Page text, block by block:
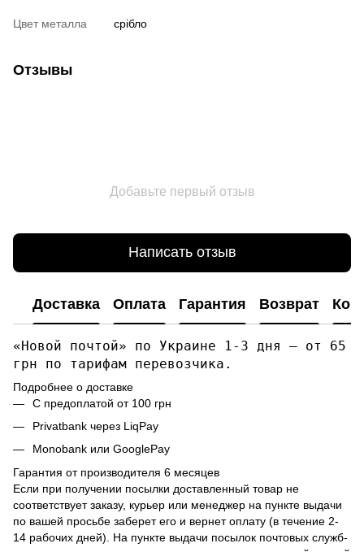
Цвет металла срібло
Отзывы
Добавьте первый отзыв
Написать отзыв
Доставка Оплата Гарантия Возврат
«Новой почтой» по Украине 1-3 дня — от 65
грн по тарифам перевозчика.
Подробнее о доставке
С предоплатой от 100 грн
Privatbank через LiqPay
Monobank или GooglePay
Гарантия от производителя 6 месяцев
Если при получении посылки доставленный товар не
соответствует заказу, курьер или менеджер на пункте выдачи
по вашей просьбе заберет его и вернет оплату (в течение 2-
14 рабочих дней). На пункте выдачи посылок почтовых служб-